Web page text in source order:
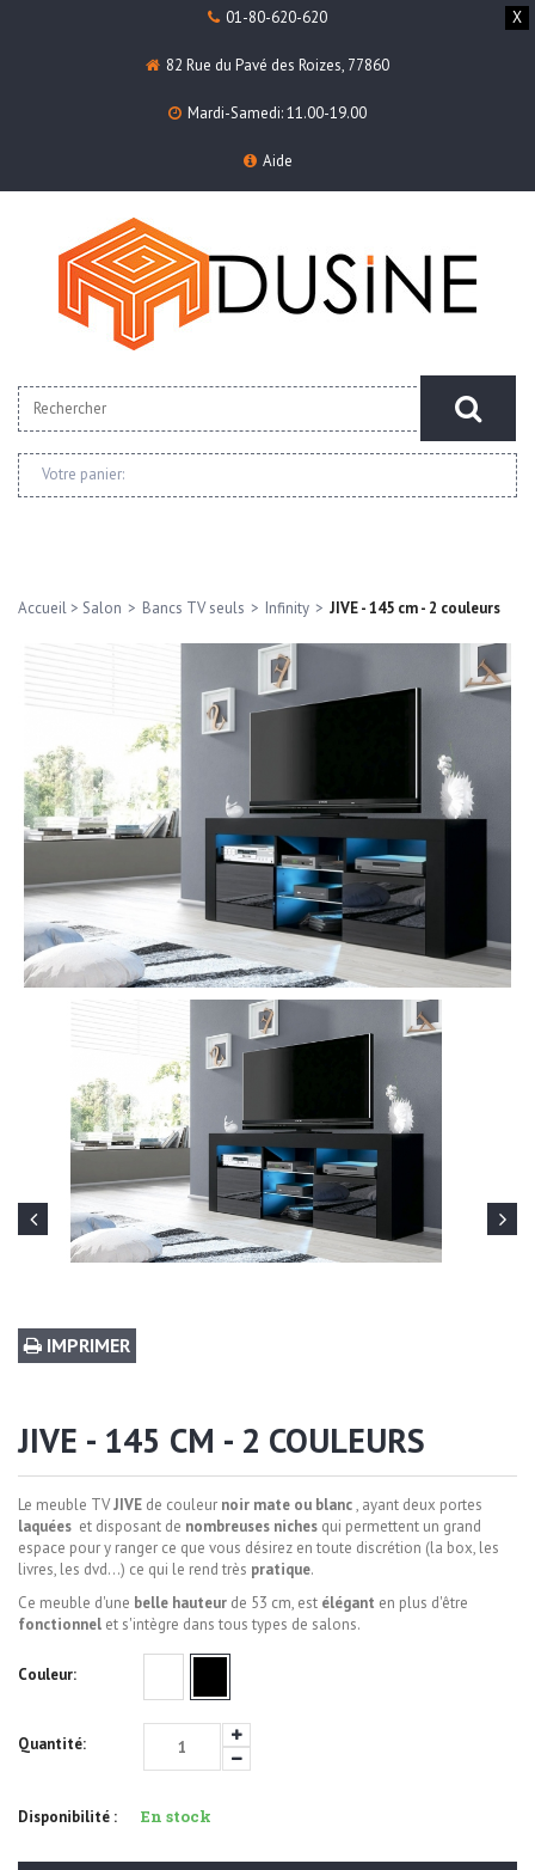
X
01-80-620-620
82 Rue du Pavé des Roizes, 77860
Mardi-Samedi: 11.00-19.00
Aide
Votre panier:
Accueil > Salon > Bancs TV seuls > Infinity > JIVE - 145 cm - 2 couleurs
IMPRIMER
JIVE - 145 CM - 2 COULEURS
Le meuble TVJIVE de couleur noir mate ou blanc, ayant deux portes
laquées et disposant de nombreuses niches qui permettent un grand
espace pour y ranger ce que vous désirez en toute discrétion (la box, les
livres, les dvd...) ce qui le rend très pratique.
Ce meuble d'une belle hauteur de 53 cm, est élégant en plus d'être
fonctionnel et s'intègre dans tous types de salons.
Couleur:
Quantité:
Disponibilité : En stock